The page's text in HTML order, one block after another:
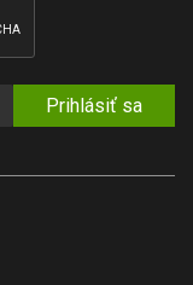
Prihlásiť sa